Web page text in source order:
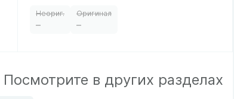
– –
Посмотрите в других разделах